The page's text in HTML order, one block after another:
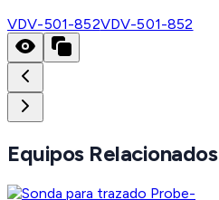
VDV-501-852VDV-501-852
Equipos Relacionados